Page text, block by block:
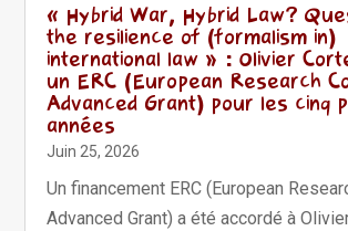
« Hybrid War, Hybrid Law?
the resilience of (formalism in)
international law » : Olivier
un ERC (European Research
Advanced Grant) pour les cinq
années
Juin 25, 2026
Un financement ERC (European
Advanced Grant) a été accordé à